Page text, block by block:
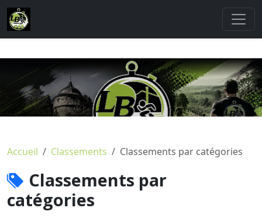
Accueil Classements Classements par catégories
Classements par
catégories